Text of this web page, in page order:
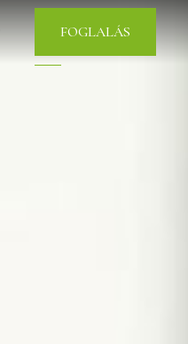
FOGLALÁS